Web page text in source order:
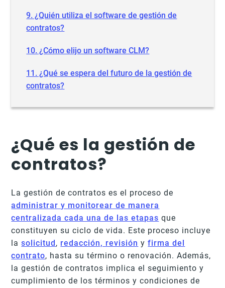
9. ¿Quién utiliza el software de gestión de
contratos?
10. ¿Cómo elijo un software CLM?
11. ¿Qué se espera del futuro de la gestión de
contratos?
¿Qué es la gestión de
contratos?
La gestión de contratos es el proceso de
administrar y monitorear de manera
centralizada cada una de las etapas que
constituyen su ciclo de vida. Este proceso incluye
lasolicitud, redacción, revisión yfirma del
contrato, hasta su término o renovación. Además,
la gestión de contratos implica el seguimiento y
cumplimiento de los términos y condiciones de